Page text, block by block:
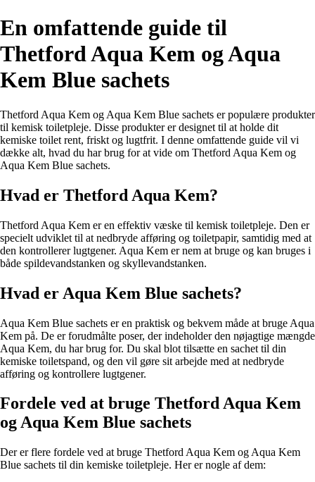
En omfattende guide til
Thetford Aqua Kem og Aqua
Kem Blue sachets
Thetford Aqua Kem og Aqua Kem Blue sachets er populære produkter
til kemisk toiletpleje. Disse produkter er designet til at holde dit
kemiske toilet rent, friskt og lugtfrit. I denne omfattende guide vil vi
dække alt, hvad du har brug for at vide om Thetford Aqua Kem og
Aqua Kem Blue sachets.
Hvad er Thetford Aqua Kem?
Thetford Aqua Kem er en effektiv væske til kemisk toiletpleje. Den er
specielt udviklet til at nedbryde afføring og toiletpapir, samtidig med at
den kontrollerer lugtgener. Aqua Kem er nem at bruge og kan bruges i
både spildevandstanken og skyllevandstanken.
Hvad er Aqua Kem Blue sachets?
Aqua Kem Blue sachets er en praktisk og bekvem måde at bruge Aqua
Kem på. De er forudmålte poser, der indeholder den nøjagtige mængde
Aqua Kem, du har brug for. Du skal blot tilsætte en sachet til din
kemiske toiletspand, og den vil gøre sit arbejde med at nedbryde
afføring og kontrollere lugtgener.
Fordele ved at bruge Thetford Aqua Kem
og Aqua Kem Blue sachets
Der er flere fordele ved at bruge Thetford Aqua Kem og Aqua Kem
Blue sachets til din kemiske toiletpleje. Her er nogle af dem: